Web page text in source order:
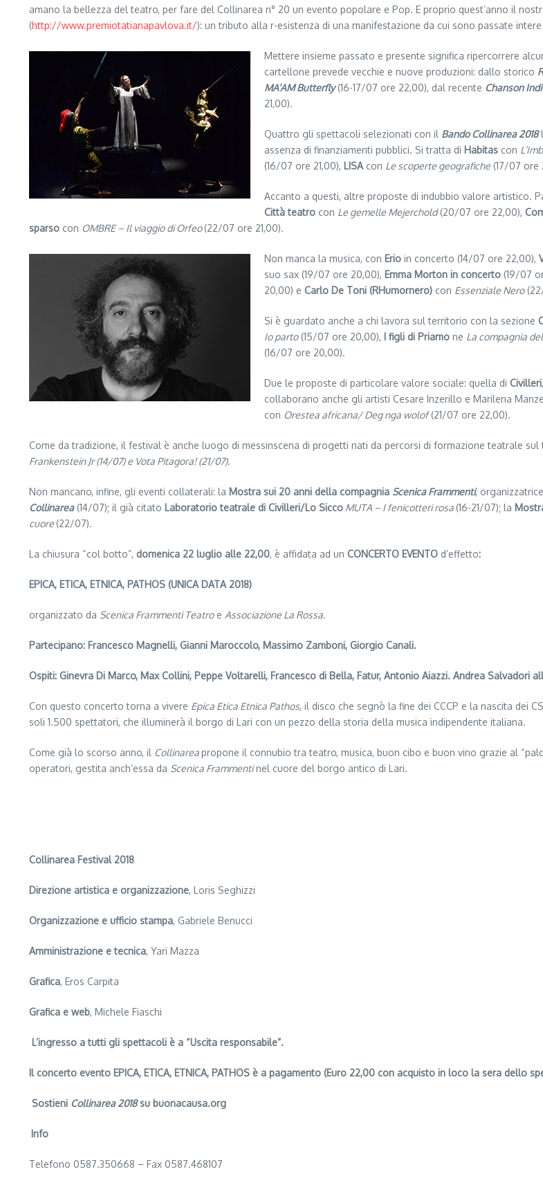
amano la bellezza del teatro, per fare del Collinarea n° 20 un evento popolare e Pop. E proprio quest’anno il
(http://www.premiotatianapavlova.it/): un tributo alla r-esistenza di una manifestazione da cui sono passate
Mettere insieme passato e presente significa ripercorrere
cartellone prevede vecchie e nuove produzioni: dallo storico
MA’AM Butterfly(16-17/07 ore 22,00), dal recente Chanson
21,00).
Quattro gli spettacoli selezionati con il Bando Collinarea 2018
assenza di finanziamenti pubblici. Si tratta di Habitas con
(16/07 ore 21,00), LISA con Le scoperte geografiche (17/07 ore
Accanto a questi, altre proposte di indubbio valore artistico.
Città teatro con Le gemelle Mejerchold(20/07 ore 22,00),
sparso con OMBRE – Il viaggio di Orfeo(22/07 ore 21,00).
Non manca la musica, con Erio in concerto (14/07 ore 22,00),
suo sax (19/07 ore 20,00), Emma Morton in concerto (19/07
20,00) e Carlo De Toni (RHumornero) con Essenziale Nero
Si è guardato anche a chi lavora sul territorio con la sezione
Io parto(15/07 ore 20,00), I figli di Priamo ne La compagnia
(16/07 ore 20,00).
Due le proposte di particolare valore sociale: quella di
collaborano anche gli artisti Cesare Inzerillo e Marilena
con Orestea africana/ Deg nga wolof(21/07 ore 22,00).
Come da tradizione, il festival è anche luogo di messinscena di progetti nati da percorsi di formazione teatrale
Frankenstein Jr (14/07) e Vota Pitagora! (21/07).
Non mancano, infine, gli eventi collaterali: la Mostra sui 20 anni della compagnia Scenica Frammenti,
Collinarea(14/07); il già citato Laboratorio teatrale di Civilleri/Lo Sicco MUTA – I fenicotteri rosa(16-21/07); la
cuore(22/07).
La chiusura “col botto”, domenica 22 luglio alle 22,00, è affidata ad un CONCERTO EVENTO d’effetto:
EPICA, ETICA, ETNICA, PATHOS (UNICA DATA 2018)
organizzato da Scenica Frammenti Teatroe Associazione La Rossa.
Partecipano: Francesco Magnelli, Gianni Maroccolo, Massimo Zamboni, Giorgio Canali.
Ospiti: Ginevra Di Marco, Max Collini, Peppe Voltarelli, Francesco di Bella, Fatur, Antonio Aiazzi. Andrea Salvadori
Con questo concerto torna a vivere Epica Etica Etnica Pathos, il disco che segnò la fine dei CCCP e la nascita dei
soli 1.500 spettatori, che illuminerà il borgo di Lari con un pezzo della storia della musica indipendente italiana.
Come già lo scorso anno, il Collinareapropone il connubio tra teatro, musica, buon cibo e buon vino grazie al
operatori, gestita anch’essa da Scenica Frammentinel cuore del borgo antico di Lari.
Collinarea Festival 2018
Direzione artistica e organizzazione, Loris Seghizzi
Organizzazione e ufficio stampa, Gabriele Benucci
Amministrazione e tecnica, Yari Mazza
Grafica, Eros Carpita
Grafica e web, Michele Fiaschi
L’ingresso a tutti gli spettacoli è a “Uscita responsabile”.
Il concerto evento EPICA, ETICA, ETNICA, PATHOS è a pagamento (Euro 22,00 con acquisto in loco la sera
Sostieni Collinarea 2018su buonacausa.org
Info
Telefono 0587.350668 – Fax 0587.468107